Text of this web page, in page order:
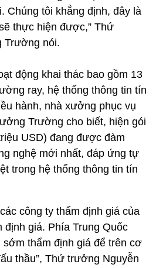
Chúng tôi khẳng định, đây là
thực hiện được,” Thứ
Trường nói.
động khai thác bao gồm 13
ray, hệ thống thông tin tín
hành, nhà xưởng phục vụ
Trường cho biết, hiện gói
USD) đang được đàm
nghệ mới nhất, đáp ứng tự
trong hệ thống thông tin tín
công ty thẩm định giá của
định giá. Phía Trung Quốc
sớm thẩm định giá để trên cơ
thầu”, Thứ trưởng Nguyễn